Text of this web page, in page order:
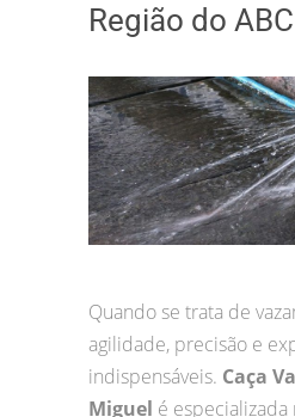
Região do ABC
Quando se trata de
agilidade, precisão e
indispensáveis. Caça
Miguel é